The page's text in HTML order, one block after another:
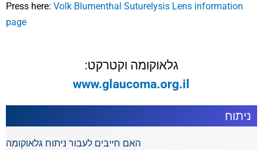
Press here: Volk Blumenthal Suturelysis Lens information
page
גלאוקומה וקטרקט:
www.glaucoma.org.il
ניתוח
האם חייבים לעבור ניתוח גלאוקומה